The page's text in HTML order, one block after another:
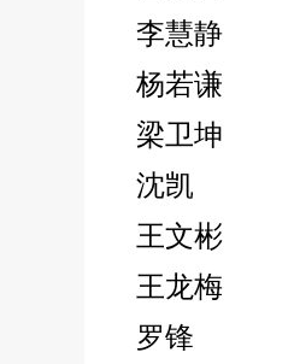
李慧静
杨若谦
梁卫坤
沈凯
王文彬
王龙梅
罗锋